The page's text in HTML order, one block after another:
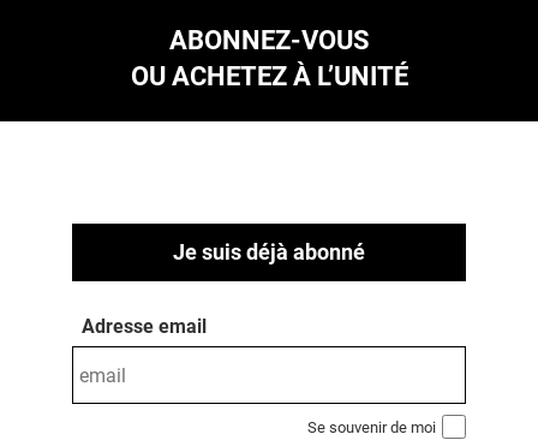
ABONNEZ-VOUS
OU ACHETEZ À L’UNITÉ
Je suis déjà abonné
Adresse email
Se souvenir de moi